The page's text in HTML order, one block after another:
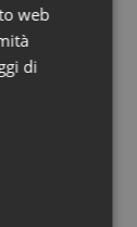
39,3
dei
web
di